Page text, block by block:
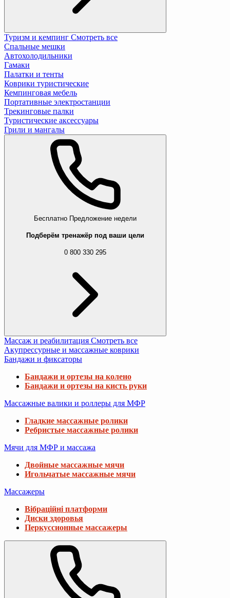
Туризм и кемпинг Смотреть все
Спальные мешки
Автохолодильники
Гамаки
Палатки и тенты
Коврики туристические
Кемпинговая мебель
Портативные электростанции
Трекинговые палки
Туристические аксессуары
Грили и мангалы
Бесплатно Предложение недели
Подберём тренажёр под ваши цели
0 800 330 295
Массаж и реабилитация Смотреть все
Акупрессурные и массажные коврики
Бандажи и фиксаторы
Бандажи и ортезы на колено
Бандажи и ортезы на кисть руки
Массажные валики и роллеры для МФР
Гладкие массажные ролики
Ребристые массажные ролики
Мячи для МФР и массажа
Двойные массажные мячи
Игольчатые массажные мячи
Массажеры
Вібраційні платформи
Диски здоровья
Перкуссионные массажеры